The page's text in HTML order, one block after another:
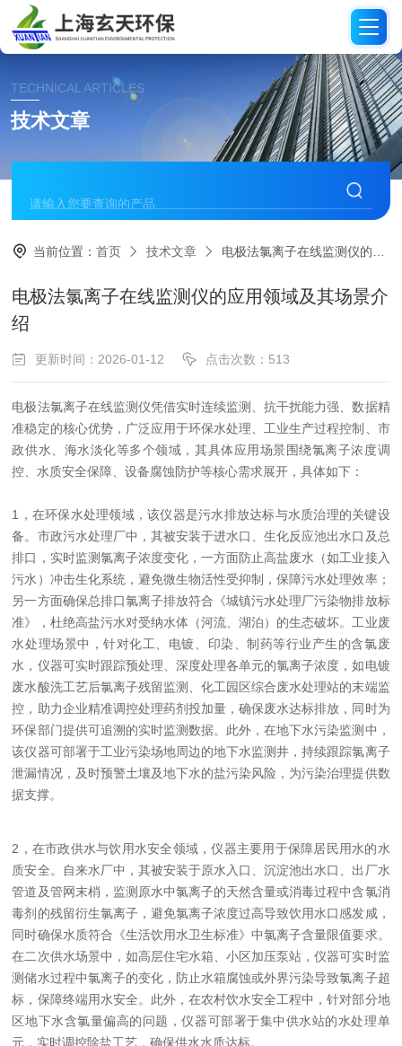
TECHNICAL ARTICLES
技术文章
当前位置：首页 技术文章 电极法氯离子在线监测仪的应用领域及其场景介绍
电极法氯离子在线监测仪的应用领域及其场景介
绍
更新时间：2026-01-12 点击次数：513
电极法氯离子在线监测仪凭借实时连续监测、抗干扰能力强、数据精
准稳定的核心优势，广泛应用于环保水处理、工业生产过程控制、市
政供水、海水淡化等多个领域，其具体应用场景围绕氯离子浓度调
控、水质安全保障、设备腐蚀防护等核心需求展开，具体如下：
1，在环保水处理领域，该仪器是污水排放达标与水质治理的关键设
备。市政污水处理厂中，其被安装于进水口、生化反应池出水口及总
排口，实时监测氯离子浓度变化，一方面防止高盐废水（如工业接入
污水）冲击生化系统，避免微生物活性受抑制，保障污水处理效率；
另一方面确保总排口氯离子排放符合《城镇污水处理厂污染物排放标
准》，杜绝高盐污水对受纳水体（河流、湖泊）的生态破坏。工业废
水处理场景中，针对化工、电镀、印染、制药等行业产生的含氯废
水，仪器可实时跟踪预处理、深度处理各单元的氯离子浓度，如电镀
废水酸洗工艺后氯离子残留监测、化工园区综合废水处理站的末端监
控，助力企业精准调控处理药剂投加量，确保废水达标排放，同时为
环保部门提供可追溯的实时监测数据。此外，在地下水污染监测中，
该仪器可部署于工业污染场地周边的地下水监测井，持续跟踪氯离子
泄漏情况，及时预警土壤及地下水的盐污染风险，为污染治理提供数
据支撑。
2，在市政供水与饮用水安全领域，仪器主要用于保障居民用水的水
质安全。自来水厂中，其被安装于原水入口、沉淀池出水口、出厂水
管道及管网末梢，监测原水中氯离子的天然含量或消毒过程中含氯消
毒剂的残留衍生氯离子，避免氯离子浓度过高导致饮用水口感发咸，
同时确保水质符合《生活饮用水卫生标准》中氯离子含量限值要求。
在二次供水场景中，如高层住宅水箱、小区加压泵站，仪器可实时监
测储水过程中氯离子的变化，防止水箱腐蚀或外界污染导致氯离子超
标，保障终端用水安全。此外，在农村饮水安全工程中，针对部分地
区地下水含氯量偏高的问题，仪器可部署于集中供水站的水处理单
元，实时调控除盐工艺，确保供水水质达标。